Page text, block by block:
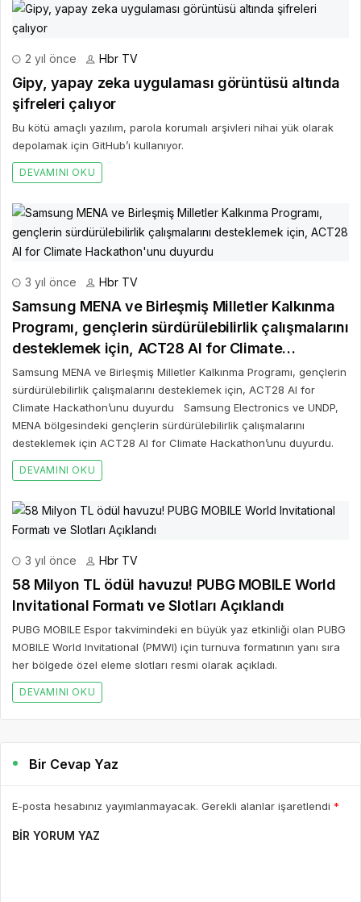
2 yıl önce Hbr TV
Gipy, yapay zeka uygulaması görüntüsü altında
şifreleri çalıyor
Bu kötü amaçlı yazılım, parola korumalı arşivleri nihai yük olarak
depolamak için GitHub’ı kullanıyor.
DEVAMINI OKU
3 yıl önce Hbr TV
Samsung MENA ve Birleşmiş Milletler Kalkınma
Programı, gençlerin sürdürülebilirlik çalışmalarını
desteklemek için, ACT28 AI for Climate
Hackathon'unu duyurdu
Samsung MENA ve Birleşmiş Milletler Kalkınma Programı, gençlerin
sürdürülebilirlik çalışmalarını desteklemek için, ACT28 AI for
Climate Hackathon’unu duyurdu Samsung Electronics ve UNDP,
MENA bölgesindeki gençlerin sürdürülebilirlik çalışmalarını
desteklemek için ACT28 AI for Climate Hackathon’unu duyurdu.
DEVAMINI OKU
3 yıl önce Hbr TV
58 Milyon TL ödül havuzu! PUBG MOBILE World
Invitational Formatı ve Slotları Açıklandı
PUBG MOBILE Espor takvimindeki en büyük yaz etkinliği olan PUBG
MOBILE World Invitational (PMWI) için turnuva formatının yanı sıra
her bölgede özel eleme slotları resmi olarak açıkladı.
DEVAMINI OKU
Bir Cevap Yaz
E-posta hesabınız yayımlanmayacak. Gerekli alanlar işaretlendi *
BIR YORUM YAZ